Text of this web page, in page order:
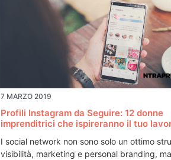
7 MARZO 2019
Profili Instagram da Seguire: 12 donne
imprenditrici che ispireranno il tuo
I social network non sono solo un ottimo
visibilità, marketing e personal branding,